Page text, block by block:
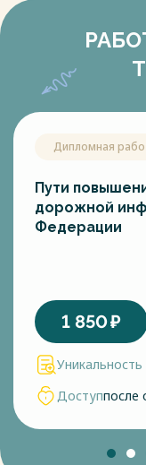
Дипломная
Пути
дорожной
Федерации
1 850₽
Уникальность
Доступпосле